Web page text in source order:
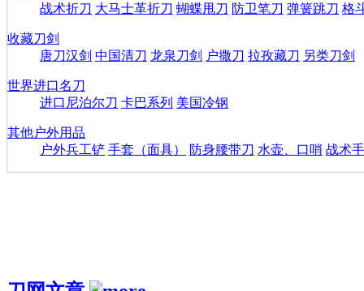
战术折刀 大马士革折刀 蝴蝶甩刀 防卫笔刀 弹簧跳刀 格
收藏刀剑
唐刀汉剑 中国清刀 龙泉刀剑 户撒刀 拉孜藏刀 另类刀剑
世界进口名刀
进口尼泊尔刀 卡巴系列 美国冷钢
其他户外用品
户外兵工铲 手套（面具） 防身腰带刀 水壶、口哨 战术